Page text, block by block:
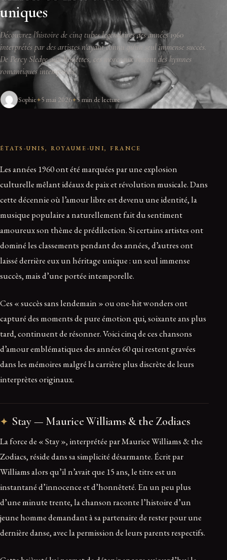
uniques
Découvrez l'histoire de cinq tubes légendaires des années 1960
interprétés par des artistes n'ayant connu qu'un seul immense succès.
De Percy Sledge aux Ronettes, ces morceaux restent des hymnes
romantiques intemporels.
Sophie 5 mai 2026 5 min de lecture
ÉTATS-UNIS, ROYAUME-UNI, FRANCE
Les années 1960 ont été marquées par une explosion
culturelle mêlant idéaux de paix et révolution musicale. Dans
cette décennie où l’amour libre est devenu une identité, la
musique populaire a naturellement fait du sentiment
amoureux son thème de prédilection. Si certains artistes ont
dominé les classements pendant des années, d’autres ont
laissé derrière eux un héritage unique : un seul immense
succès, mais d’une portée intemporelle.
Ces « succès sans lendemain » ou one-hit wonders ont
capturé des moments de pure émotion qui, soixante ans plus
tard, continuent de résonner. Voici cinq de ces chansons
d’amour emblématiques des années 60 qui restent gravées
dans les mémoires malgré la carrière plus discrète de leurs
interprètes originaux.
Stay — Maurice Williams & the Zodiacs
La force de « Stay », interprétée par Maurice Williams & the
Zodiacs, réside dans sa simplicité désarmante. Écrit par
Williams alors qu’il n’avait que 15 ans, le titre est un
instantané d’innocence et d’honnêteté. En un peu plus
d’une minute trente, la chanson raconte l’histoire d’un
jeune homme demandant à sa partenaire de rester pour une
dernière danse, avec la permission de leurs parents respectifs.